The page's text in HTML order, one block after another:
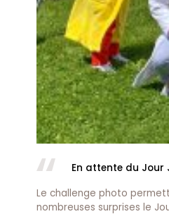
En attente du Jour
Le challenge photo
nombreuses surprises le